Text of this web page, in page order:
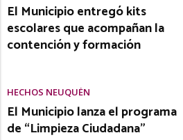
El Municipio entregó kits
escolares que acompañan la
contención y formación
HECHOS NEUQUÉN
El Municipio lanza el programa
de “Limpieza Ciudadana”